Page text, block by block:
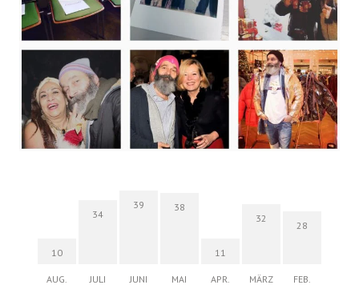
10
AUG.
34
JULI
39
JUNI
38
MAI
11
APR.
32
MÄRZ
28
FEB.